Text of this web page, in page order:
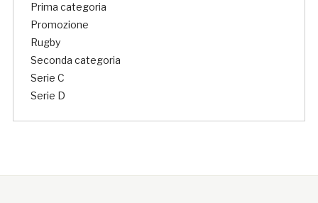
Prima categoria
Promozione
Rugby
Seconda categoria
Serie C
Serie D